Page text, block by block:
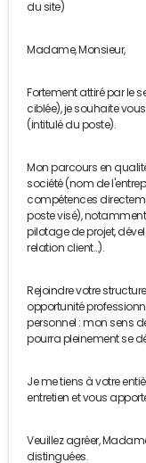
du site)
Madame, Monsieur,
Fortement attiré par le
ciblée), je souhaite
(intitulé du poste).
Mon parcours en
société (nom de
compétences
poste visé),
pilotage de projet,
relation client…).
Rejoindre votre
opportunité
personnel : mon sens
pourra pleinement se
Je me tiens à votre
entretien et vous
Veuillez agréer,
distinguées.